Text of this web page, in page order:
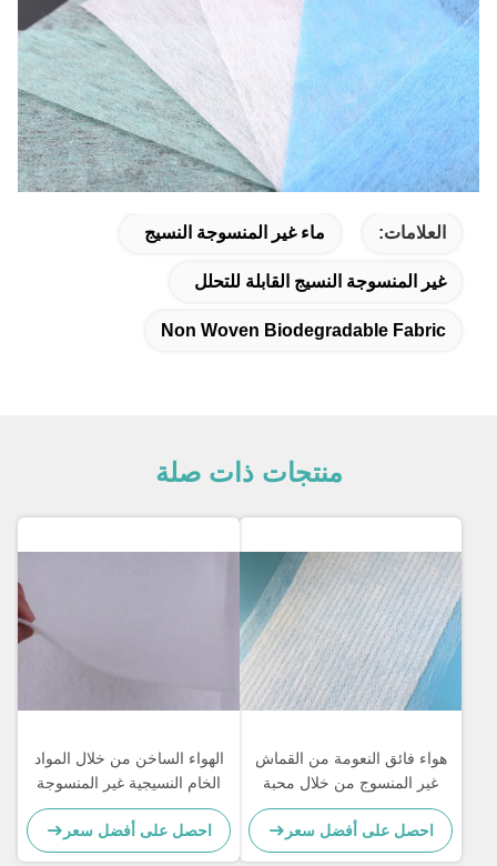
العلامات: ماء غير المنسوجة النسيج
غير المنسوجة النسيج القابلة للتحلل
Non Woven Biodegradable Fabric
منتجات ذات صلة
هواء فائق النعومة من القماش
غير المنسوج من خلال محبة
للماء مثقبة للمناديل الصحية
احصل على أفضل سعر
الهواء الساخن من خلال المواد
الخام النسيجية غير المنسوجة
لأقنعة N95
احصل على أفضل سعر